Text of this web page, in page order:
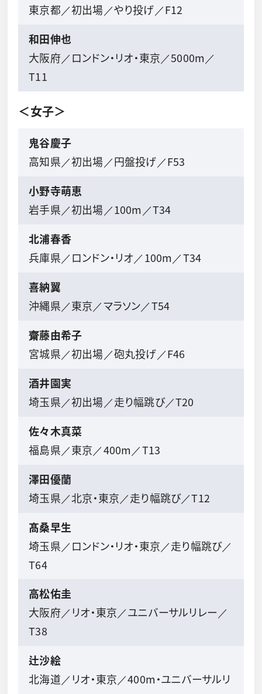
東京都／初出場／やり投げ／F12
和田伸也
大阪府／ロンドン・リオ・東京／5000m／
T11
＜女子＞
鬼谷慶子
高知県／初出場／円盤投げ／F53
小野寺萌恵
岩手県／初出場／100m／T34
北浦春香
兵庫県／ロンドン・リオ／100m／T34
喜納翼
沖縄県／東京／マラソン／T54
齋藤由希子
宮城県／初出場／砲丸投げ／F46
酒井園実
埼玉県／初出場／走り幅跳び／T20
佐々木真菜
福島県／東京／400m／T13
澤田優蘭
埼玉県／北京・東京／走り幅跳び／T12
髙桑早生
埼玉県／ロンドン・リオ・東京／走り幅跳び／
T64
高松佑圭
大阪府／リオ・東京／ユニバーサルリレー／
T38
辻沙絵
北海道／リオ・東京／400m・ユニバーサルリ